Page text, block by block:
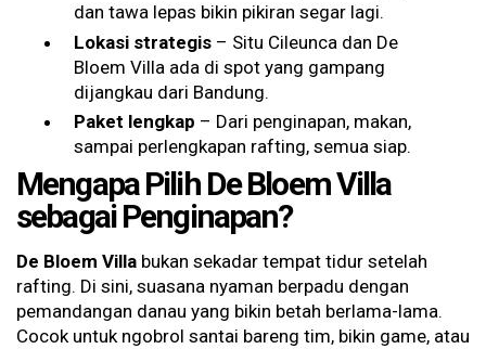
dan tawa lepas bikin pikiran segar lagi.
Lokasi strategis– Situ Cileunca dan De
Bloem Villa ada di spot yang gampang
dijangkau dari Bandung.
Paket lengkap – Dari penginapan, makan,
sampai perlengkapan rafting, semua siap.
Mengapa Pilih De Bloem Villa
sebagai Penginapan?
De Bloem Villa bukan sekadar tempat tidur setelah
rafting. Di sini, suasana nyaman berpadu dengan
pemandangan danau yang bikin betah berlama-lama.
Cocok untuk ngobrol santai bareng tim, bikin game, atau